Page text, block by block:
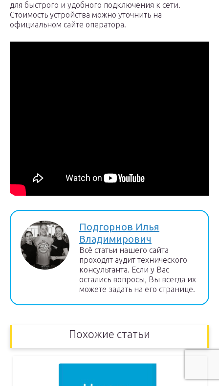
для быстрого и удобного подключения к сети.
Стоимость устройства можно уточнить на
официальном сайте оператора.
Подгорнов Илья
Владимирович
Всё статьи нашего сайта
проходят аудит технического
консультанта. Если у Вас
остались вопросы, Вы всегда их
можете задать на его странице.
Похожие статьи